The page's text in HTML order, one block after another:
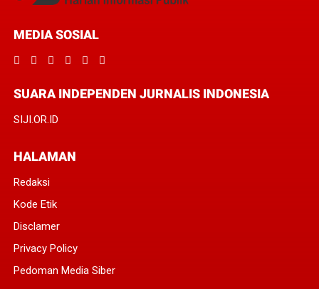
MEDIA SOSIAL
SUARA INDEPENDEN JURNALIS INDONESIA
SIJI.OR.ID
HALAMAN
Redaksi
Kode Etik
Disclamer
Privacy Policy
Pedoman Media Siber